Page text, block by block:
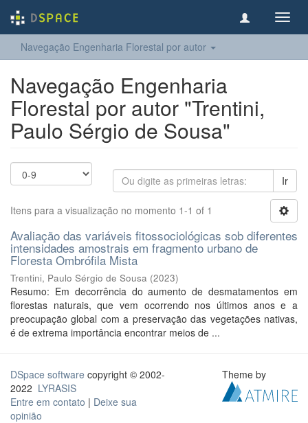
Navegação Engenharia Florestal por autor
Navegação Engenharia
Florestal por autor "Trentini,
Paulo Sérgio de Sousa"
Ir
Itens para a visualização no momento 1-1 of 1
Avaliação das variáveis fitossociológicas sob diferentes
intensidades amostrais em fragmento urbano de
Floresta Ombrófila Mista
Trentini, Paulo Sérgio de Sousa (2023)
Resumo: Em decorrência do aumento de desmatamentos em
florestas naturais, que vem ocorrendo nos últimos anos e a
preocupação global com a preservação das vegetações nativas,
é de extrema importância encontrar meios de ...
DSpace software copyright © 2002-
2022 LYRASIS
Entre em contato | Deixe sua
opinião
Theme by